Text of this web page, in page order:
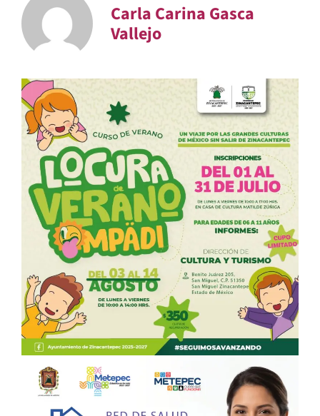
Carla Carina Gasca
Vallejo